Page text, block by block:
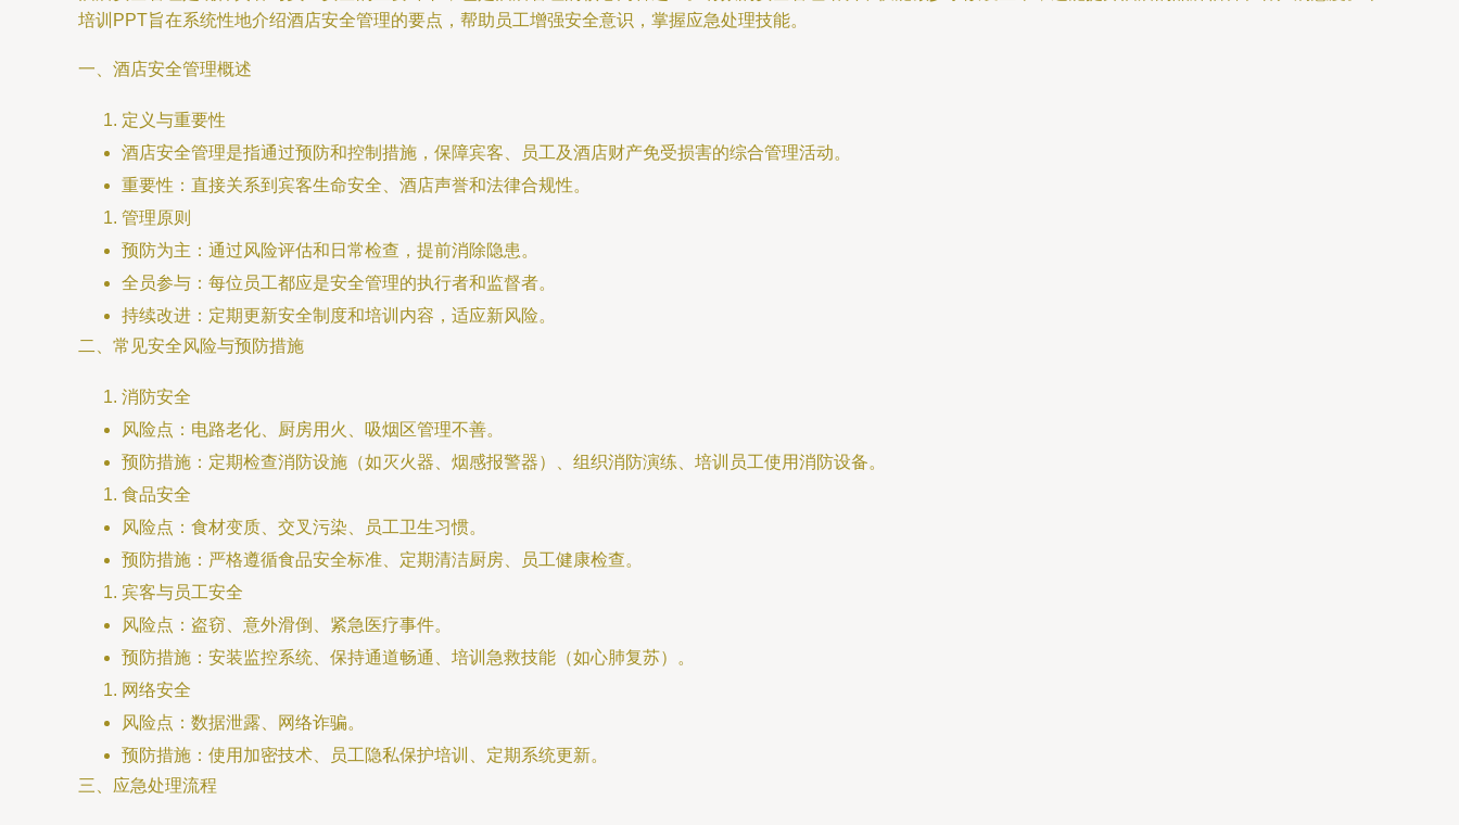
培训PPT旨在系统性地介绍酒店安全管理的要点，帮助员工增强安全意识，掌握应急处理技能。
一、酒店安全管理概述
定义与重要性
酒店安全管理是指通过预防和控制措施，保障宾客、员工及酒店财产免受损害的综合管理活动。
重要性：直接关系到宾客生命安全、酒店声誉和法律合规性。
管理原则
预防为主：通过风险评估和日常检查，提前消除隐患。
全员参与：每位员工都应是安全管理的执行者和监督者。
持续改进：定期更新安全制度和培训内容，适应新风险。
二、常见安全风险与预防措施
消防安全
风险点：电路老化、厨房用火、吸烟区管理不善。
预防措施：定期检查消防设施（如灭火器、烟感报警器）、组织消防演练、培训员工使用消防设备。
食品安全
风险点：食材变质、交叉污染、员工卫生习惯。
预防措施：严格遵循食品安全标准、定期清洁厨房、员工健康检查。
宾客与员工安全
风险点：盗窃、意外滑倒、紧急医疗事件。
预防措施：安装监控系统、保持通道畅通、培训急救技能（如心肺复苏）。
网络安全
风险点：数据泄露、网络诈骗。
预防措施：使用加密技术、员工隐私保护培训、定期系统更新。
三、应急处理流程